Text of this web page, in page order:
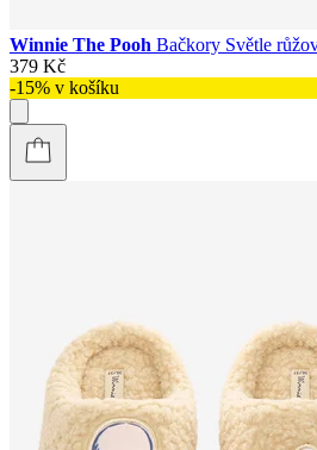
Winnie The Pooh Bačkory Světle
379 Kč
-15% v košíku